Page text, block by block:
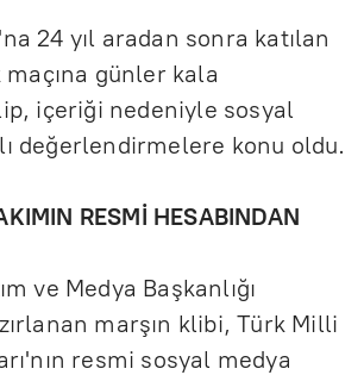
24 yıl aradan sonra katılan
günler kala
içeriği nedeniyle sosyal
değerlendirmelere konu oldu.
RESMİ HESABINDAN
ve Medya Başkanlığı
marşın klibi, Türk Milli
resmi sosyal medya